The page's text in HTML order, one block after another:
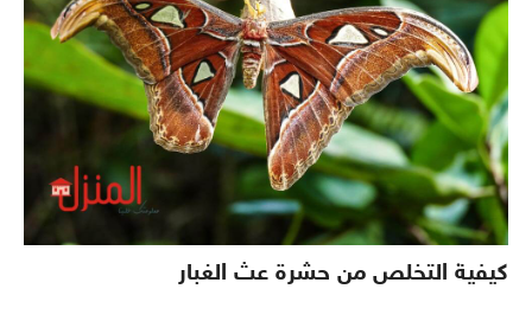
كيفية التخلص من حشرة عث الغبار